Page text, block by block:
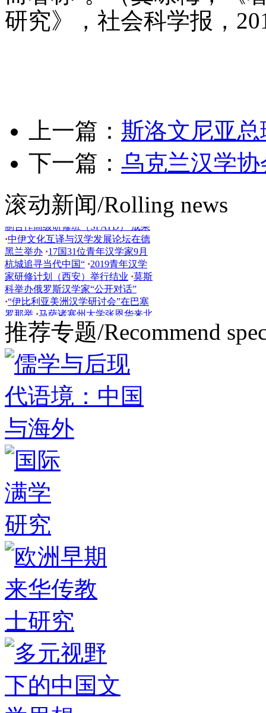
研究》，社会科学报，
上一篇： 斯洛文尼亚
下一篇： 乌克兰汉学
滚动新闻/Rolling news
罗那举 ·马萨诸塞州大学张恩华来北
语讲座 ·2015年青年汉学家研修班顺
利结业 · 2015年中外文学翻译座谈会
行 ·
CCTSS赴拉美进行多项文化交流
“中国文化在亚非国家的翻译与传播
学术研 ·2018青年汉学家研修计划
（北京）将于7月 ·通知 | 中国时政话
汉学家：我们毕业啦！
制合作高级研修班（SFATD） 成果
·中伊文化互译与汉学发展论坛在德
黑兰举办 ·17国31位青年汉学家9月
杭城追寻当代中国“ ·2019青年汉学
家研修计划（西安）举行结业 ·莫斯
科举办俄罗斯汉学家“公开对话”
·“伊比利亚美洲汉学研讨会”在巴塞
罗那举 ·马萨诸塞州大学张恩华来北
语讲座 ·2015年青年汉学家研修班顺
利结业 ·2015年中外文学翻译座谈会
隆重举行 ·BLCU中外汉学家翻译家
文学翻译研讨会顺利 ·黄卓越教授出
席韩国中语中文学会 ·斯洛文尼亚总
理采拉尔来京参观传教士遗址
家孔飞力逝世，曾是“中国中心
观”代 · 乌克兰汉学协会访问北语
·2016“青年汉学家研修活动”成功举
行
CCTSS赴拉美进行多项文化交流
·“中国文化在亚非国家的翻译与传播
学术研 ·2018青年汉学家研修计划
（北京）将于7月
语外译高级研修班即将开
制合作高级研修班（SFATD） 成果
·中伊文化互译与汉学发展论坛在德
黑兰举办 ·17国31位青年汉学家9月
杭城追寻当代中国“
家研修计划（西安）举行结业
科举办俄罗斯汉学家“公开对话”
推荐专题/Recommend